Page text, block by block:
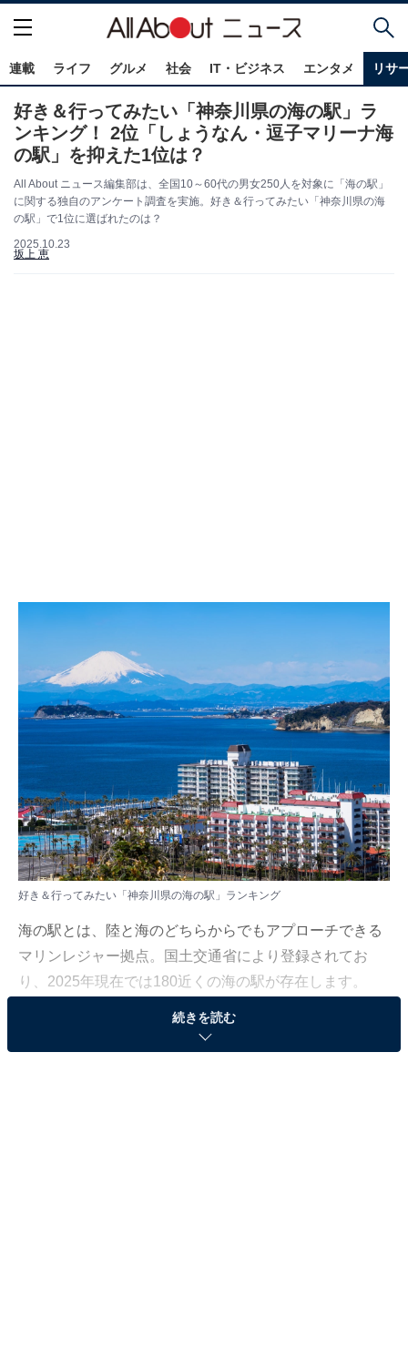
連載 ライフ グルメ 社会 IT・ビジネス エンタメ リサ
好き＆行ってみたい「神奈川県の海の駅」ラ
ンキング！ 2位「しょうなん・逗子マリーナ海
の駅」を抑えた1位は？
All About ニュース編集部は、全国10～60代の男女250人を対象に「海の駅」
に関する独自のアンケート調査を実施。好き＆行ってみたい「神奈川県の海
の駅」で1位に選ばれたのは？
2025.10.23
坂上 恵
好き＆行ってみたい「神奈川県の海の駅」ランキング
海の駅とは、陸と海のどちらからでもアプローチできる
マリンレジャー拠点。国土交通省により登録されてお
り、2025年現在では180近くの海の駅が存在します。
All About ニュース編集部は10月17～18日、全国10～60
続きを読む